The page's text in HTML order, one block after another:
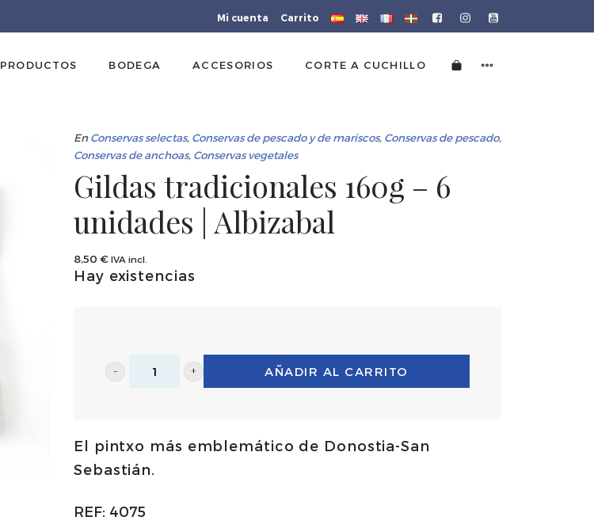
Mi cuenta Carrito
PRODUCTOS BODEGA ACCESORIOS CORTE A CUCHILLO
EnConservas selectas, Conservas de pescado y de mariscos, Conservas de pescado,
Conservas de anchoas, Conservas vegetales
Gildas tradicionales 160g – 6
unidades | Albizabal
8,50 € IVA incl.
Hay existencias
Gildas
-
6
AÑADIR AL CARRITO
El pintxo más emblemático de Donostia-San
Sebastián.
REF: 4075